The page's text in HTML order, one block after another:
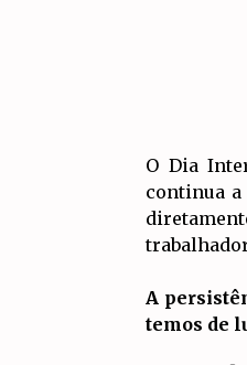
O Dia
continua a
A
temos de